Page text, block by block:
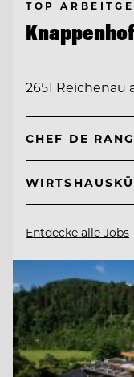
TOP
Knappenhof
2651 Reichenau
CHEF DE
Entdecke alle Jobs